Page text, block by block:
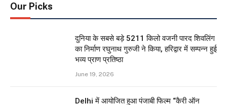
Our Picks
दुनिया के सबसे बड़े 5211 किलो वजनी पारद शिवलिंग
का निर्माण रघुनाथ गुरुजी ने किया, हरिद्वार में सम्पन्न हुई
भव्य प्राण प्रतिष्ठा
June 19, 2026
Delhi में आयोजित हुआ पंजाबी फिल्म “कैरी ऑन